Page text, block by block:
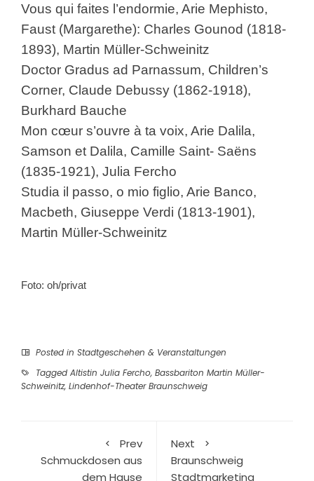
Vous qui faites l’endormie, Arie Mephisto,
Faust (Margarethe): Charles Gounod (1818-
1893), Martin Müller-Schweinitz
Doctor Gradus ad Parnassum, Children’s
Corner, Claude Debussy (1862-1918),
Burkhard Bauche
Mon cœur s’ouvre à ta voix, Arie Dalila,
Samson et Dalila, Camille Saint- Saëns
(1835-1921), Julia Fercho
Studia il passo, o mio figlio, Arie Banco,
Macbeth, Giuseppe Verdi (1813-1901),
Martin Müller-Schweinitz
Foto: oh/privat
Posted in Stadtgeschehen & Veranstaltungen
Tagged Altistin Julia Fercho, Bassbariton Martin Müller-
Schweinitz, Lindenhof-Theater Braunschweig
Prev
Schmuckdosen aus
dem Hause
Next
Braunschweig
Stadtmarketing